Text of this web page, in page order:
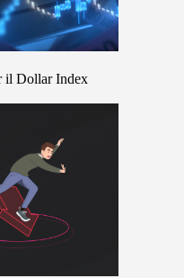
il Dollar Index